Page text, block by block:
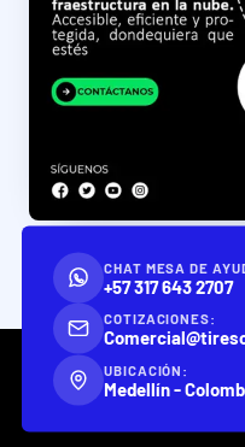
CHAT MESA DE
+57 317 643 2707
COTIZACIONES:
UBICACIÓN:
Medellín -